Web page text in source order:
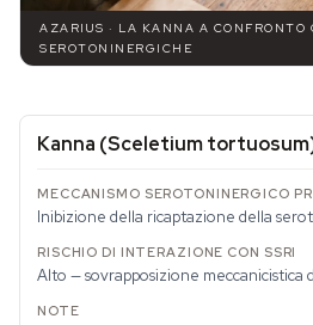
AZARIUS · LA KANNA A CONFRONTO
SEROTONINERGICHE
Kanna (Sceletium tortuosum
Inibizione della ricaptazione della
Alto — sovrapposizione meccanicistica